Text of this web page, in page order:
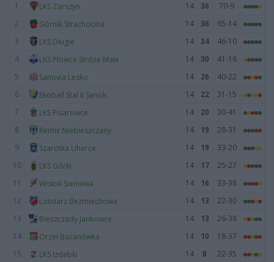
1 LKS Zarszyn 14 36
70-9
2
Górnik Strachocina 14 36
65-14
3
LKS Długie 14 34
46-10
4
LKS Płowce Stróże Małe 14 30
41-16
5
Sanovia Lesko 14 26
40-22
6
Ekoball Stal II Sanok 14 22
31-15
7
LKS Pisarowce 14 20
30-41
8
Remix Niebieszczany 14 19
28-31
9
Szarotka Uherce 14 19
33-20
10
LKS Górki 14 17
25-27
11
Wisłok Sieniawa 14 16
33-38
12
Lotniarz Bezmiechowa 14 13
22-30
13
Bieszczady Jankowce 14 13
26-38
14
Orzeł Bażanówka 14 10
18-37
15
LKS Izdebki 14 8 22-35